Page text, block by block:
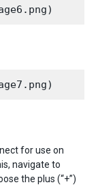
for use on
navigate to
the plus (“+”)